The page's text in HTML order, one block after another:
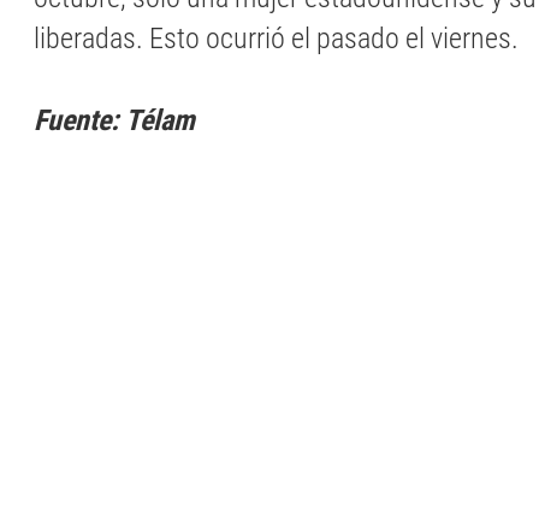
liberadas. Esto ocurrió el pasado el viernes.
Fuente: Télam